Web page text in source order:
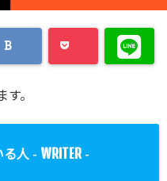
。
る人 - WRITER -